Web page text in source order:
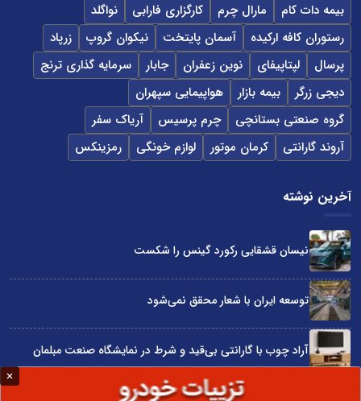
بیمه دات کام مارال چرم کارگزاری فارابی
نواگلد
رستوران کافه ارکیده
آسمان پایتخت نیکوان گروپ
زرپاد
پرسال
لپتاپیفای نوین زعفران جابار
سرمایه گذاری ترنج
دیجی زرگر
بیمه بازار
هواپیمایی سپهران
گروه صنعتی بستانچی
چرم پرسیس
آریاک سفر
آروند گارانتی
کرمان موتور لوازم خونگی رمزینکس
آخرین نوشته
نیسان قشقایی رکورد گینس را شکست
توسعه ایران با شعار محقق نمی‌شود
آراد چوب با گارانتی بی‌قید و شرط در نمایشگاه صنعت مبلمان